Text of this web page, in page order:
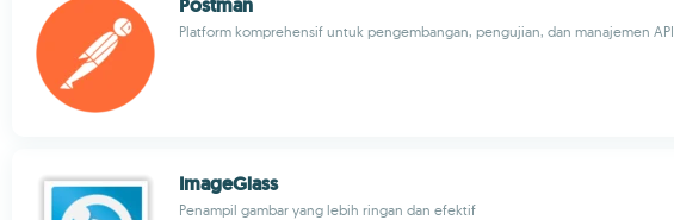
Postman
Platform komprehensif untuk pengembangan, pengujian, dan manajemen API
ImageGlass
Penampil gambar yang lebih ringan dan efektif